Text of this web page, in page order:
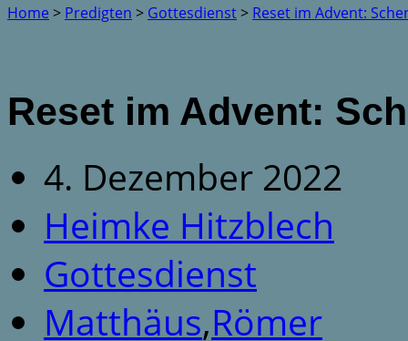
Home > Predigten > Gottesdienst> Reset im Advent:
Reset im Advent:
4. Dezember 2022
Heimke Hitzblech
Gottesdienst
Matthäus,Römer